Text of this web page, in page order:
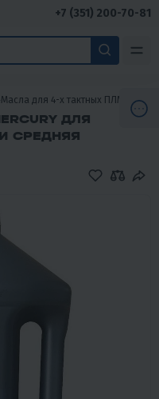
+7 (351) 200-70-81
Масла для 4-х тактных ПЛМ
ДЛЯ
СРЕДНЯЯ